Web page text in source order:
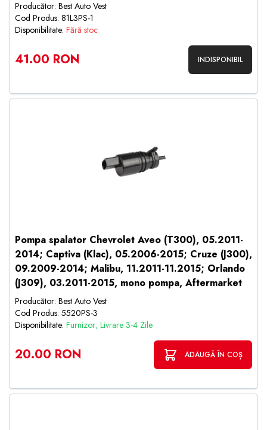
Producător: Best Auto Vest
Cod Produs: 81L3PS-1
Disponibilitate: Fără stoc
41.00 RON INDISPONIBIL
Pompa spalator Chevrolet Aveo (T300), 05.2011-
2014; Captiva (Klac), 05.2006-2015; Cruze (J300),
09.2009-2014; Malibu, 11.2011-11.2015; Orlando
(J309), 03.2011-2015, mono pompa, Aftermarket
Producător: Best Auto Vest
Cod Produs: 5520PS-3
Disponibilitate: Furnizor; Livrare 3-4 Zile
20.00 RON ADAUGĂ ÎN COȘ